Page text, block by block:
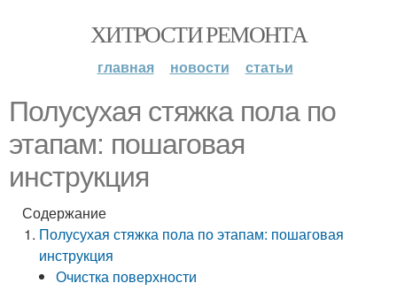
ХИТРОСТИ РЕМОНТА
главная новости статьи
Полусухая стяжка пола по
этапам: пошаговая
инструкция
Содержание
Полусухая стяжка пола по этапам: пошаговая
инструкция
Очистка поверхности